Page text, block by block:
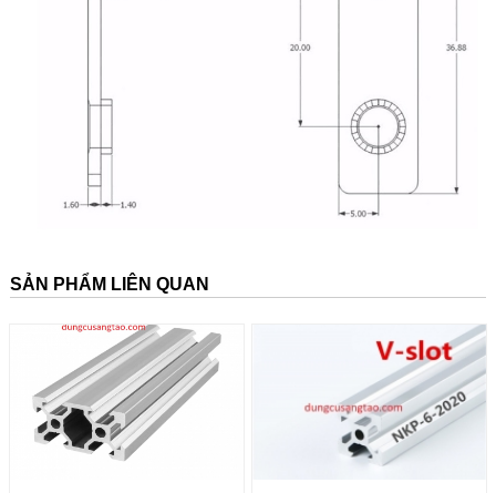
SẢN PHẨM LIÊN QUAN